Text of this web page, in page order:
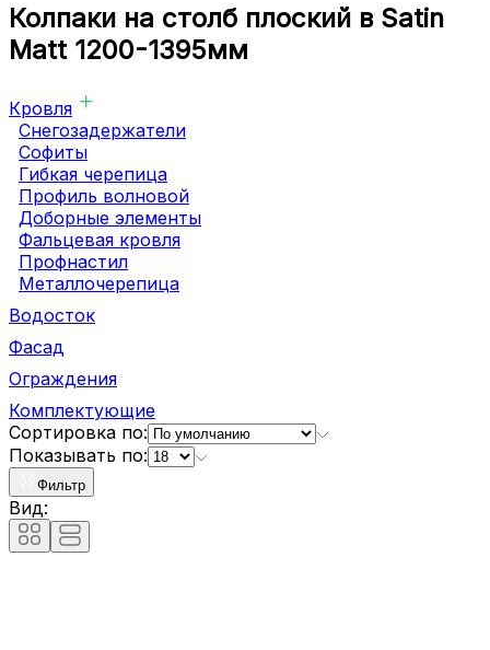
Колпаки на столб плоский в Satin
Matt 1200-1395мм
Кровля
Снегозадержатели
Софиты
Гибкая черепица
Профиль волновой
Доборные элементы
Фальцевая кровля
Профнастил
Металлочерепица
Водосток
Фасад
Ограждения
Комплектующие
Сортировка по:
Показывать по:
Фильтр
Вид: